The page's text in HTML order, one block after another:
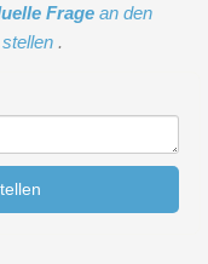
Frage an den
.